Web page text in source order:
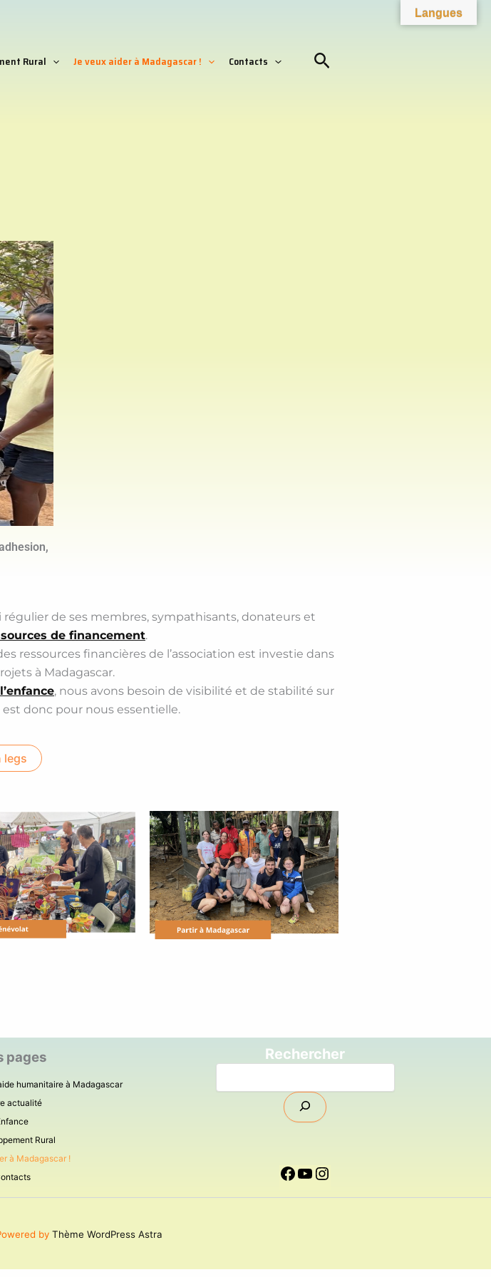
Rural Je veux aider à Madagascar ! Contacts Rechercher
régulier de ses membres, sympathisants, donateurs et
de financement.
ressources financières de l’association est investie dans
à Madagascar.
, nous avons besoin de visibilité et de stabilité sur
donc pour nous essentielle.
legs
pages
humanitaire à Madagascar
actualité
Rural
à Madagascar !
Rechercher
by Thème WordPress Astra
Langues